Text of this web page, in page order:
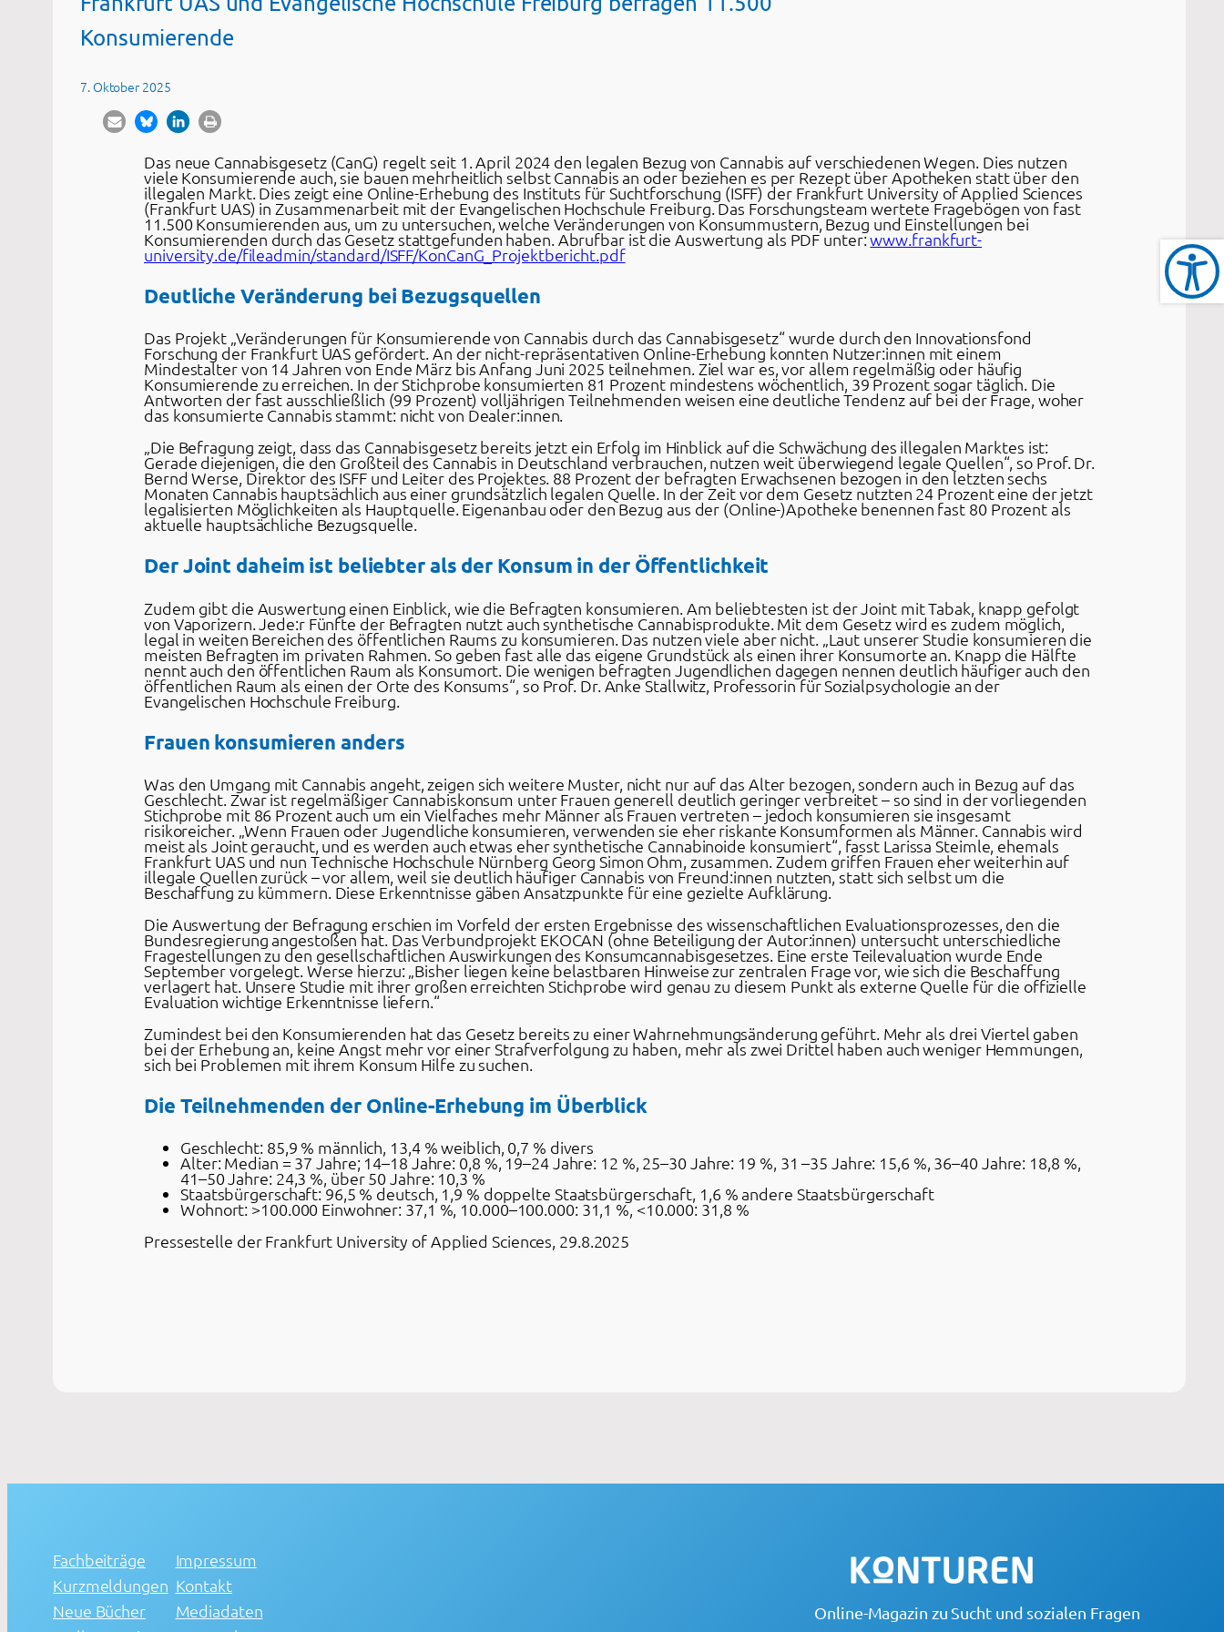
Konsumierende
7. Oktober 2025
Das neue Cannabisgesetz (CanG) regelt seit 1. April 2024 den legalen Bezug von Cannabis auf verschiedenen Wegen. Dies nutzen
viele Konsumierende auch, sie bauen mehrheitlich selbst Cannabis an oder beziehen es per Rezept über Apotheken statt über den
illegalen Markt. Dies zeigt eine Online-Erhebung des Instituts für Suchtforschung (ISFF) der Frankfurt University of Applied Sciences
(Frankfurt UAS) in Zusammenarbeit mit der Evangelischen Hochschule Freiburg. Das Forschungsteam wertete Fragebögen von fast
11.500 Konsumierenden aus, um zu untersuchen, welche Veränderungen von Konsummustern, Bezug und Einstellungen bei
Konsumierenden durch das Gesetz stattgefunden haben. Abrufbar ist die Auswertung als PDF unter:www.frankfurt-
university.de/fileadmin/standard/ISFF/KonCanG_Projektbericht.pdf
Deutliche Veränderung bei Bezugsquellen
Das Projekt „Veränderungen für Konsumierende von Cannabis durch das Cannabisgesetz“ wurde durch den Innovationsfond
Forschung der Frankfurt UAS gefördert. An der nicht-repräsentativen Online-Erhebung konnten Nutzer:innen mit einem
Mindestalter von 14 Jahren von Ende März bis Anfang Juni 2025 teilnehmen. Ziel war es, vor allem regelmäßig oder häufig
Konsumierende zu erreichen. In der Stichprobe konsumierten 81 Prozent mindestens wöchentlich, 39 Prozent sogar täglich. Die
Antworten der fast ausschließlich (99 Prozent) volljährigen Teilnehmenden weisen eine deutliche Tendenz auf bei der Frage, woher
das konsumierte Cannabis stammt: nicht von Dealer:innen.
„Die Befragung zeigt, dass das Cannabisgesetz bereits jetzt ein Erfolg im Hinblick auf die Schwächung des illegalen Marktes ist:
Gerade diejenigen, die den Großteil des Cannabis in Deutschland verbrauchen, nutzen weit überwiegend legale Quellen“, so Prof. Dr.
Bernd Werse, Direktor des ISFF und Leiter des Projektes. 88 Prozent der befragten Erwachsenen bezogen in den letzten sechs
Monaten Cannabis hauptsächlich aus einer grundsätzlich legalen Quelle. In der Zeit vor dem Gesetz nutzten 24 Prozent eine der jetzt
legalisierten Möglichkeiten als Hauptquelle. Eigenanbau oder den Bezug aus der (Online-)Apotheke benennen fast 80 Prozent als
aktuelle hauptsächliche Bezugsquelle.
Der Joint daheim ist beliebter als der Konsum in der Öffentlichkeit
Zudem gibt die Auswertung einen Einblick, wie die Befragten konsumieren. Am beliebtesten ist der Joint mit Tabak, knapp gefolgt
von Vaporizern. Jede:r Fünfte der Befragten nutzt auch synthetische Cannabisprodukte. Mit dem Gesetz wird es zudem möglich,
legal in weiten Bereichen des öffentlichen Raums zu konsumieren. Das nutzen viele aber nicht. „Laut unserer Studie konsumieren die
meisten Befragten im privaten Rahmen. So geben fast alle das eigene Grundstück als einen ihrer Konsumorte an. Knapp die Hälfte
nennt auch den öffentlichen Raum als Konsumort. Die wenigen befragten Jugendlichen dagegen nennen deutlich häufiger auch den
öffentlichen Raum als einen der Orte des Konsums“, so Prof. Dr. Anke Stallwitz, Professorin für Sozialpsychologie an der
Evangelischen Hochschule Freiburg.
Frauen konsumieren anders
Was den Umgang mit Cannabis angeht, zeigen sich weitere Muster, nicht nur auf das Alter bezogen, sondern auch in Bezug auf das
Geschlecht. Zwar ist regelmäßiger Cannabiskonsum unter Frauen generell deutlich geringer verbreitet – so sind in der vorliegenden
Stichprobe mit 86 Prozent auch um ein Vielfaches mehr Männer als Frauen vertreten – jedoch konsumieren sie insgesamt
risikoreicher. „Wenn Frauen oder Jugendliche konsumieren, verwenden sie eher riskante Konsumformen als Männer. Cannabis wird
meist als Joint geraucht, und es werden auch etwas eher synthetische Cannabinoide konsumiert“, fasst Larissa Steimle, ehemals
Frankfurt UAS und nun Technische Hochschule Nürnberg Georg Simon Ohm, zusammen. Zudem griffen Frauen eher weiterhin auf
illegale Quellen zurück – vor allem, weil sie deutlich häufiger Cannabis von Freund:innen nutzten, statt sich selbst um die
Beschaffung zu kümmern. Diese Erkenntnisse gäben Ansatzpunkte für eine gezielte Aufklärung.
Die Auswertung der Befragung erschien im Vorfeld der ersten Ergebnisse des wissenschaftlichen Evaluationsprozesses, den die
Bundesregierung angestoßen hat. Das Verbundprojekt EKOCAN (ohne Beteiligung der Autor:innen) untersucht unterschiedliche
Fragestellungen zu den gesellschaftlichen Auswirkungen des Konsumcannabisgesetzes. Eine erste Teilevaluation wurde Ende
September vorgelegt. Werse hierzu: „Bisher liegen keine belastbaren Hinweise zur zentralen Frage vor, wie sich die Beschaffung
verlagert hat. Unsere Studie mit ihrer großen erreichten Stichprobe wird genau zu diesem Punkt als externe Quelle für die offizielle
Evaluation wichtige Erkenntnisse liefern.“
Zumindest bei den Konsumierenden hat das Gesetz bereits zu einer Wahrnehmungsänderung geführt. Mehr als drei Viertel gaben
bei der Erhebung an, keine Angst mehr vor einer Strafverfolgung zu haben, mehr als zwei Drittel haben auch weniger Hemmungen,
sich bei Problemen mit ihrem Konsum Hilfe zu suchen.
Die Teilnehmenden der Online-Erhebung im Überblick
Geschlecht: 85,9 % männlich, 13,4 % weiblich, 0,7 % divers
Alter: Median = 37 Jahre; 14–18 Jahre: 0,8 %, 19–24 Jahre: 12 %, 25–30 Jahre: 19 %, 31 –35 Jahre: 15,6 %, 36–40 Jahre: 18,8 %,
41–50 Jahre: 24,3 %, über 50 Jahre: 10,3 %
Staatsbürgerschaft: 96,5 % deutsch, 1,9 % doppelte Staatsbürgerschaft, 1,6 % andere Staatsbürgerschaft
Wohnort: >100.000 Einwohner: 37,1 %, 10.000–100.000: 31,1 %, <10.000: 31,8 %
Pressestelle der Frankfurt University of Applied Sciences, 29.8.2025
Fachbeiträge
Kurzmeldungen
Neue Bücher
Impressum
Kontakt
Mediadaten
Online-Magazin zu Sucht und sozialen Fragen